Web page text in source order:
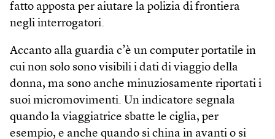
fatto apposta per aiutare la polizia di frontiera
negli interrogatori.
Accanto alla guardia c’è un computer portatile in
cui non solo sono visibili i dati di viaggio della
donna, ma sono anche minuziosamente riportati i
suoi micromovimenti. Un indicatore segnala
quando la viaggiatrice sbatte le ciglia, per
esempio, e anche quando si china in avanti o si